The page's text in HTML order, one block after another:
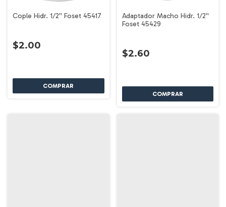
Cople Hidr. 1/2'' Foset 45417
$2.00
Adaptador Macho Hidr. 1/2''
Foset 45429
$2.60